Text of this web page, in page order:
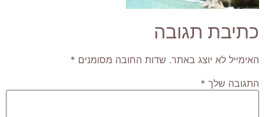
כתיבת תגובה
האימייל לא יוצג באתר. שדות החובה מסומנים *
התגובה שלך *